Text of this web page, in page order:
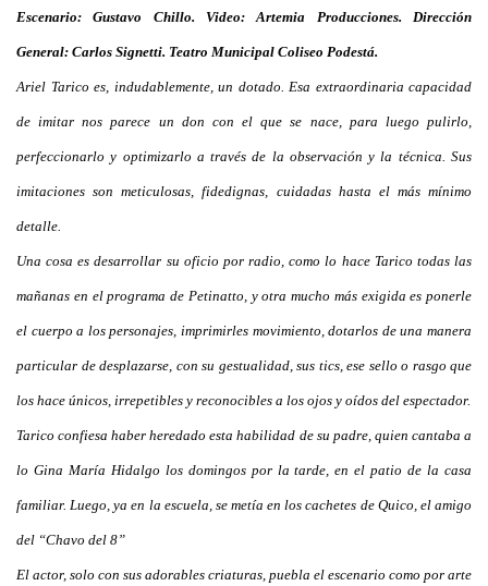
Escenario: Gustavo Chillo. Video: Artemia Producciones. Dirección
General: Carlos Signetti. Teatro Municipal Coliseo Podestá.
Ariel Tarico es, indudablemente, un dotado. Esa extraordinaria capacidad
de imitar nos parece un don con el que se nace, para luego pulirlo,
perfeccionarlo y optimizarlo a través de la observación y la técnica. Sus
imitaciones son meticulosas, fidedignas, cuidadas hasta el más mínimo
detalle.
Una cosa es desarrollar su oficio por radio, como lo hace Tarico todas las
mañanas en el programa de Petinatto, y otra mucho más exigida es ponerle
el cuerpo a los personajes, imprimirles movimiento, dotarlos de una manera
particular de desplazarse, con su gestualidad, sus tics, ese sello o rasgo que
los hace únicos, irrepetibles y reconocibles a los ojos y oídos del espectador.
Tarico confiesa haber heredado esta habilidad de su padre, quien cantaba a
lo Gina María Hidalgo los domingos por la tarde, en el patio de la casa
familiar. Luego, ya en la escuela, se metía en los cachetes de Quico, el amigo
del “Chavo del 8”
El actor, solo con sus adorables criaturas, puebla el escenario como por arte